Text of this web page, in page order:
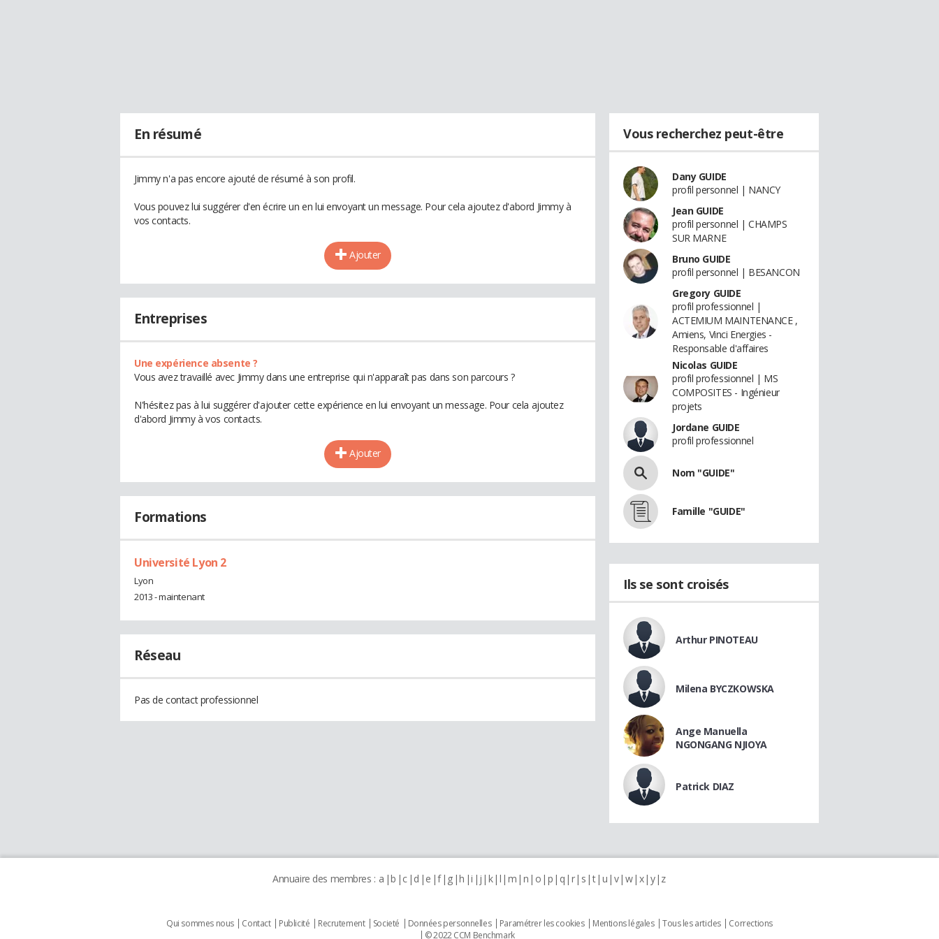
En résumé
Jimmy n'a pas encore ajouté de résumé à son profil.
Vous pouvez lui suggérer d'en écrire un en lui envoyant un message. Pour cela ajoutez d'abord Jimmy à
vos contacts.
Ajouter
Entreprises
Une expérience absente ?
Vous avez travaillé avec Jimmy dans une entreprise qui n'apparaît pas dans son parcours ?
N'hésitez pas à lui suggérer d'ajouter cette expérience en lui envoyant un message. Pour cela ajoutez
d'abord Jimmy à vos contacts.
Ajouter
Formations
Université Lyon 2
Lyon
2013 - maintenant
Réseau
Pas de contact professionnel
Vous recherchez peut-être
Dany GUIDE
profil personnel | NANCY
Jean GUIDE
profil personnel | CHAMPS
SUR MARNE
Bruno GUIDE
profil personnel | BESANCON
Gregory GUIDE
profil professionnel |
ACTEMIUM MAINTENANCE ,
Amiens, Vinci Energies -
Responsable d'affaires
Nicolas GUIDE
profil professionnel | MS
COMPOSITES - Ingénieur
projets
Jordane GUIDE
profil professionnel
Nom "GUIDE"
Famille "GUIDE"
Ils se sont croisés
Arthur PINOTEAU
Milena BYCZKOWSKA
Ange Manuella
NGONGANG NJIOYA
Patrick DIAZ
Annuaire des membres : a b c d e f g h i j k l m n o p q r s t u v w x y z
Qui sommes nous Contact Publicité Recrutement Societé Données personnelles Paramétrer les cookies Mentions légales Tous les articles
Corrections
© 2022 CCM Benchmark